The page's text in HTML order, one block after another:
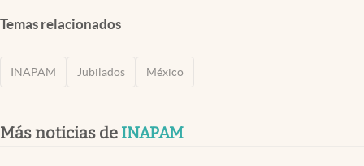
Temas relacionados
INAPAM Jubilados México
Más noticias de INAPAM